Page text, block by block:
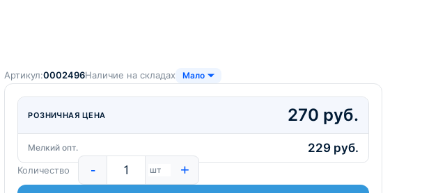
Артикул:0002496Наличие на складах Мало
РОЗНИЧНАЯ ЦЕНА 270 руб.
Мелкий опт. 229 руб.
Количество - шт +